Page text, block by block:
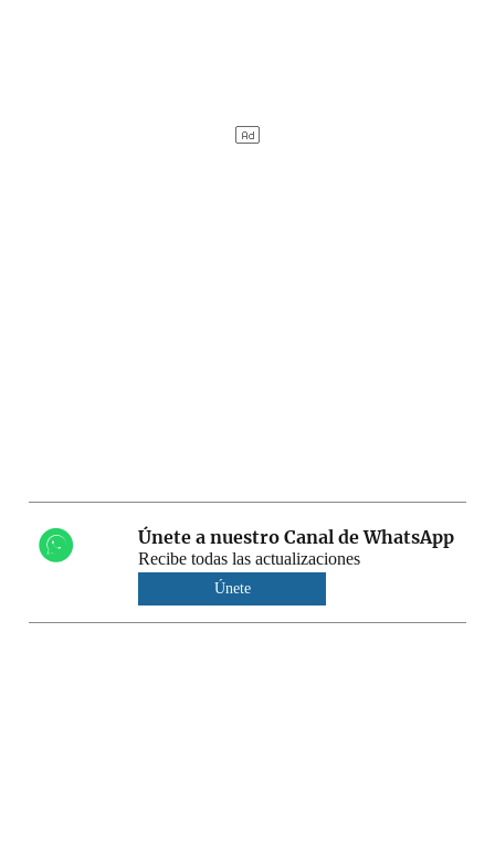
Únete a nuestro Canal de WhatsApp
Recibe todas las actualizaciones
Únete